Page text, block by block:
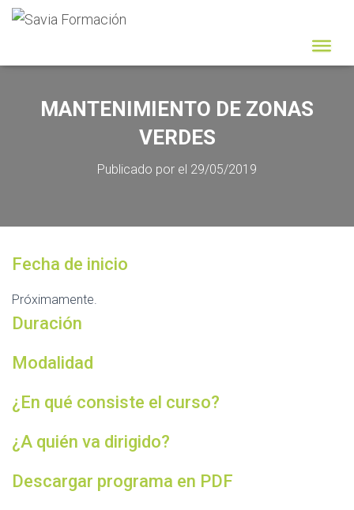
MANTENIMIENTO DE ZONAS
VERDES
Publicado por el 29/05/2019
Fecha de inicio
Próximamente.
Duración
Modalidad
¿En qué consiste el curso?
¿A quién va dirigido?
Descargar programa en PDF